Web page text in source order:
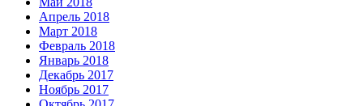
Апрель 2018
Март 2018
Февраль 2018
Январь 2018
Декабрь 2017
Ноябрь 2017